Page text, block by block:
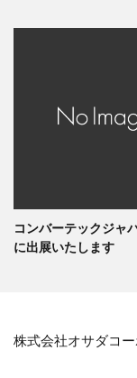
コンバーテックジャ
に出展いたします
株式会社オサダコ